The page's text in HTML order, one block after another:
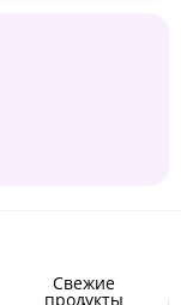
Свежие
продукты